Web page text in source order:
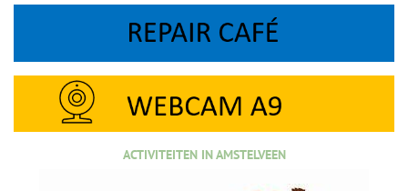
ACTIVITEITEN IN AMSTELVEEN